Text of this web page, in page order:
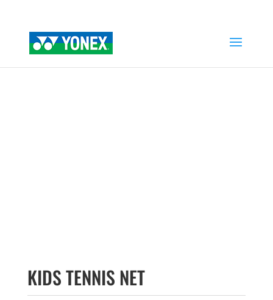
Home»Tienda»KIDS TENNIS NET
KIDS TENNIS NET